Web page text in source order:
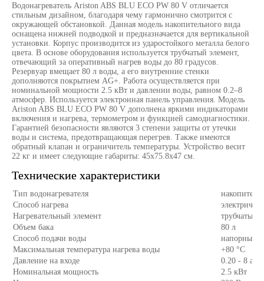
Водонагреватель Ariston ABS BLU ECO PW 80 V отличается
стильным дизайном, благодаря чему гармонично смотрится с
окружающей обстановкой. Данная модель накопительного вида
оснащена нижней подводкой и предназначается для вертикальной
установки. Корпус производится из ударостойкого металла белого
цвета. В основе оборудования используется трубчатый элемент,
отвечающий за оперативный нагрев воды до 80 градусов.
Резервуар вмещает 80 л воды, а его внутренние стенки
дополняются покрытием AG+. Работа осуществляется при
номинальной мощности 2.5 кВт и давлении воды, равном 0.2–8
атмосфер. Используется электронная панель управления. Модель
Ariston ABS BLU ECO PW 80 V дополнена яркими индикаторами
включения и нагрева, термометром и функцией самодиагностики.
Гарантией безопасности являются 3 степени защиты от утечки
воды и система, предотвращающая перегрев. Также имеются
обратный клапан и ограничитель температуры. Устройство весит
22 кг и имеет следующие габариты: 45x75.8x47 см.
Технические характеристики
Тип водонагревателя
Способ нагрева
Нагревательный элемент
трубчатый
Объем бака
80 л
Способ подачи воды
напорный
Максимальная температура нагрева воды
+80 °С
Давление на входе
0.20 - 8 атм.
Номинальная мощность
2.5 кВт